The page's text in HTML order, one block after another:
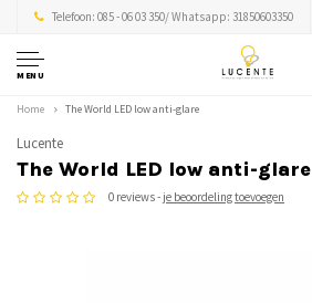
Telefoon: 085 - 06 03 350/ Whatsapp: 31850603350
MENU
Home The World LED low anti-glare
Lucente
The World LED low anti-glare
0 reviews - je beoordeling toevoegen